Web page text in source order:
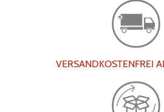
VERSANDKOSTENFREI